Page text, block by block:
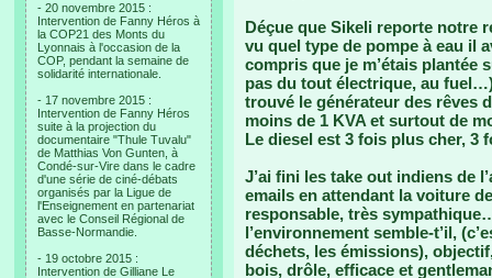
- 20 novembre 2015 :
Intervention de Fanny Héros à
la COP21 des Monts du
Lyonnais à l'occasion de la
COP, pendant la semaine de
solidarité internationale.
- 17 novembre 2015 :
Intervention de Fanny Héros
suite à la projection du
documentaire "Thule Tuvalu"
de Matthias Von Gunten, à
Condé-sur-Vire dans le cadre
d'une série de ciné-débats
organisés par la Ligue de
l'Enseignement en partenariat
avec le Conseil Régional de
Basse-Normandie.
- 19 octobre 2015 :
Intervention de Gilliane Le
Déçue que Sikeli reporte notre
vu quel type de pompe à eau il
compris que je m’étais plantée
pas du tout électrique, au
trouvé le générateur des rêves
moins de 1 KVA et surtout de
Le diesel est 3 fois plus cher,
J’ai fini les take out indiens de
emails en attendant la voiture
responsable, très
l’environnement semble-t’il,
déchets, les émissions),
bois, drôle, efficace et